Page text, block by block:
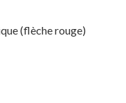
(flèche rouge)